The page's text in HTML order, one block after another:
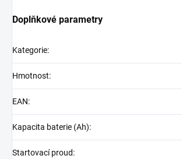
Doplňkové parametry
Kategorie:
Hmotnost:
EAN:
Kapacita baterie (Ah):
Startovací proud: